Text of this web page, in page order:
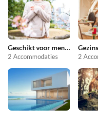
Geschikt voor mensen met allergieën
2 Accommodaties 2